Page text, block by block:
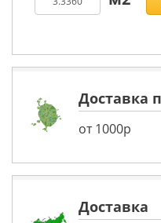
Доставка
от 1000р
Доставка